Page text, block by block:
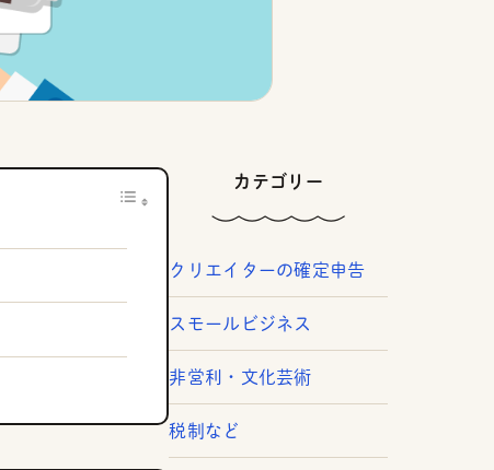
カテゴリー
クリエイターの確定申告
スモールビジネス
非営利・文化芸術
税制など